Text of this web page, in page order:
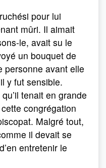
pour lui
mûri. Il aimait
le, avait su le
un bouquet de
personne avant elle
y fut sensible.
tenait en grande
congrégation
Malgré tout,
il devait se
entretenir le